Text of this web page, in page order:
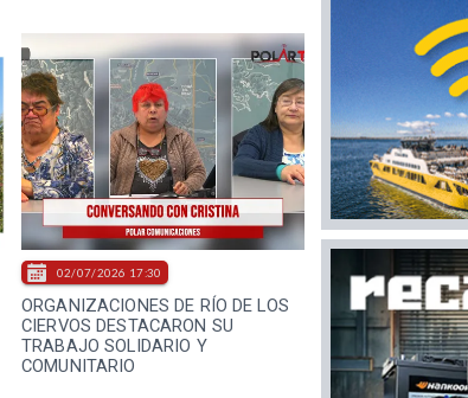
ORGANIZACIONES DE RÍO DE LOS
CIERVOS DESTACARON SU
TRABAJO SOLIDARIO Y
COMUNITARIO
02/07/2026 17:30